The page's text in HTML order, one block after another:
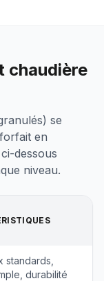
chaudière
se
en
dessous
niveau.
standards,
durabilité